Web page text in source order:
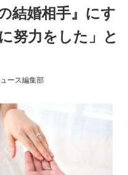
結婚相手』にす
努力をした」と
ース編集部